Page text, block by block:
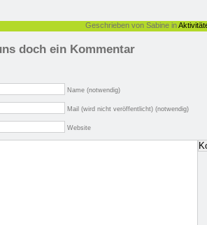
Geschrieben von Sabine in
doch ein Kommentar
Name (notwendig)
Mail (wird nicht veröffentlicht) (notwendig)
Website